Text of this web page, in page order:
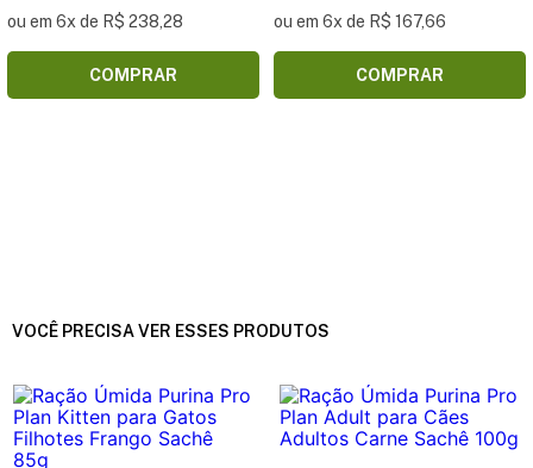
ou em 6x de R$ 238,28
COMPRAR
ou em 6x de R$ 167,66
COMPRAR
VOCÊ PRECISA VER ESSES PRODUTOS